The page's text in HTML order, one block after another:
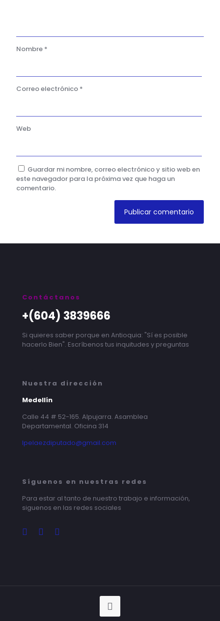
Nombre *
Correo electrónico *
Web
Guardar mi nombre, correo electrónico y sitio web en
este navegador para la próxima vez que haga un
comentario.
Contáctanos
+(604) 3839666
Si quieres saber porque en Antioquia: "Sí es posible
hacerlo Bien". Escríbenos tus inquitudes y preguntas
Nuestra dirección
Medellín
Calle 44 # 52-165. Alpujarra. Asamblea
Departamental. Oficina 314
lpelaezdiputado@gmail.com
Síguenos en nuestras redes
Para estar al tanto de nuestro trabajo e información,
siguenos en las redes sociales